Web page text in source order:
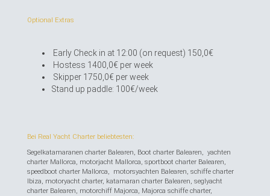
Optional Extras
Early Check in at 12:00 (on request) 150,0€
Hostess 1400,0€ per week
Skipper 1750,0€ per week
Stand up paddle: 100€/week
Bei Real Yacht Charter beliebtesten:
Segelkatamaranen charter Balearen, Boot charter Balearen, yachten
charter Mallorca, motorjacht Mallorca, sportboot charter Balearen,
speedboot charter Mallorca, motorsyachten Balearen, schiffe charter
Ibiza, motoryacht charter, katamaran charter Balearen, seglyacht
charter Balearen, motorchiff Majorca, Majorca schiffe charter,